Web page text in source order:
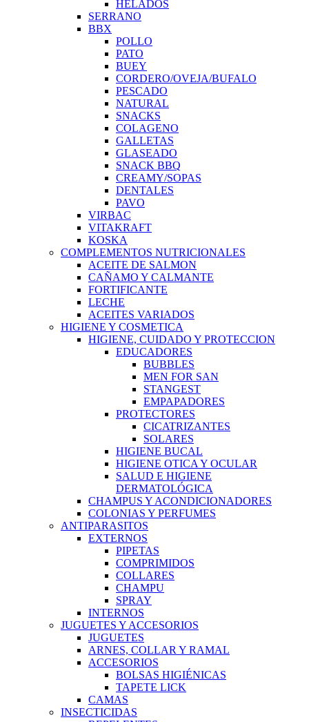
HELADOS
SERRANO
BBX
POLLO
PATO
BUEY
CORDERO/OVEJA/BUFALO
PESCADO
NATURAL
SNACKS
COLAGENO
GALLETAS
GLASEADO
SNACK BBQ
CREAMY/SOPAS
DENTALES
PAVO
VIRBAC
VITAKRAFT
KOSKA
COMPLEMENTOS NUTRICIONALES
ACEITE DE SALMON
CAÑAMO Y CALMANTE
FORTIFICANTE
LECHE
ACEITES VARIADOS
HIGIENE Y COSMETICA
HIGIENE, CUIDADO Y PROTECCION
EDUCADORES
BUBBLES
MEN FOR SAN
STANGEST
EMPAPADORES
PROTECTORES
CICATRIZANTES
SOLARES
HIGIENE BUCAL
HIGIENE OTICA Y OCULAR
SALUD E HIGIENE
DERMATOLÓGICA
CHAMPUS Y ACONDICIONADORES
COLONIAS Y PERFUMES
ANTIPARASITOS
EXTERNOS
PIPETAS
COMPRIMIDOS
COLLARES
CHAMPU
SPRAY
INTERNOS
JUGUETES Y ACCESORIOS
JUGUETES
ARNES, COLLAR Y RAMAL
ACCESORIOS
BOLSAS HIGIÉNICAS
TAPETE LICK
CAMAS
INSECTICIDAS